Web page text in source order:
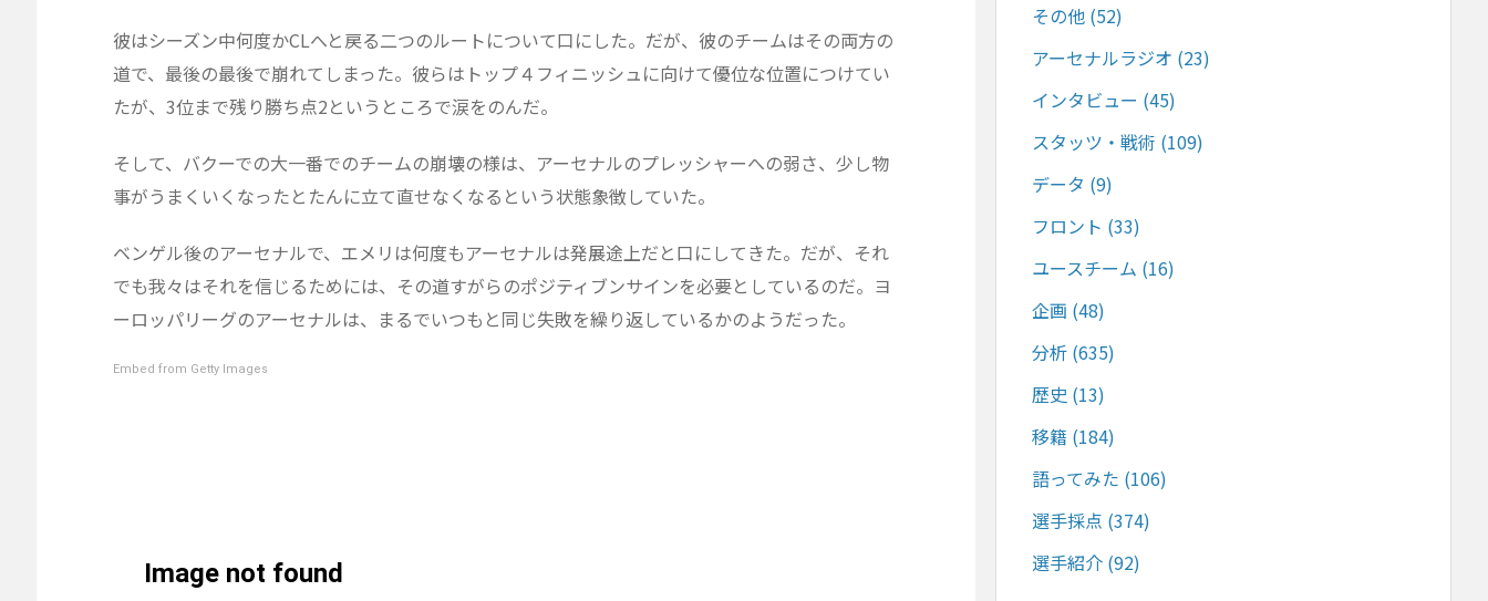
彼はシーズン中何度かCLへと戻る二つのルートについて口にした。だが、彼のチームはその両方の
道で、最後の最後で崩れてしまった。彼らはトップ４フィニッシュに向けて優位な位置につけてい
たが、3位まで残り勝ち点2というところで涙をのんだ。
そして、バクーでの大一番でのチームの崩壊の様は、アーセナルのプレッシャーへの弱さ、少し物
事がうまくいくなったとたんに立て直せなくなるという状態象徴していた。
ベンゲル後のアーセナルで、エメリは何度もアーセナルは発展途上だと口にしてきた。だが、それ
でも我々はそれを信じるためには、その道すがらのポジティブンサインを必要としているのだ。ヨ
ーロッパリーグのアーセナルは、まるでいつもと同じ失敗を繰り返しているかのようだった。
Embed from Getty Images
その他 (52)
アーセナルラジオ (23)
インタビュー (45)
スタッツ・戦術 (109)
データ (9)
フロント (33)
ユースチーム (16)
企画 (48)
分析 (635)
歴史 (13)
移籍 (184)
語ってみた (106)
選手採点 (374)
選手紹介 (92)